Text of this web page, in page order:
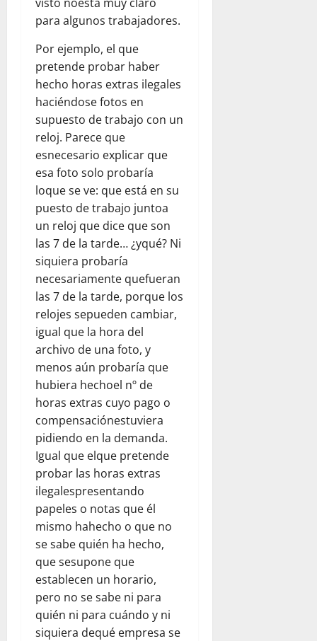
para algunos trabajadores.
Por ejemplo, el que
pretende probar haber
hecho horas extras ilegales
haciéndose fotos en
supuesto de trabajo con un
reloj. Parece que
esnecesario explicar que
esa foto solo probaría
loque se ve: que está en su
puesto de trabajo juntoa
un reloj que dice que son
las 7 de la tarde… ¿yqué? Ni
siquiera probaría
necesariamente quefueran
las 7 de la tarde, porque los
relojes sepueden cambiar,
igual que la hora del
archivo de una foto, y
menos aún probaría que
hubiera hechoel nº de
horas extras cuyo pago o
compensaciónestuviera
pidiendo en la demanda.
Igual que elque pretende
probar las horas extras
ilegalespresentando
papeles o notas que él
mismo hahecho o que no
se sabe quién ha hecho,
que sesupone que
establecen un horario,
pero no se sabe ni para
quién ni para cuándo y ni
siquiera dequé empresa se